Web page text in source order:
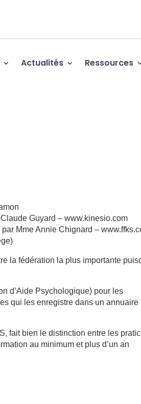
Actualités Ressources
Guyard – www.kinesio.com
Mme Annie Chignard –
la fédération la plus importante
d’Aide Psychologique) pour les
qui les enregistre dans un annuaire
fait bien le distinction entre les
au minimum et plus d’un an